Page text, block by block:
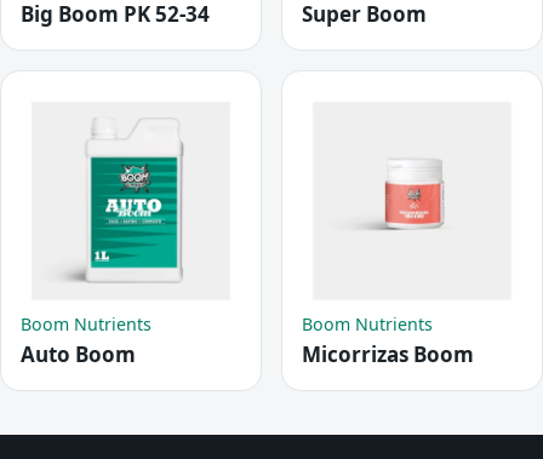
Big Boom PK 52-34 Super Boom
Boom Nutrients
Auto Boom
Boom Nutrients
Micorrizas Boom